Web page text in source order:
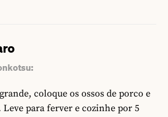
coloque os ossos de porco e
Leve para ferver e cozinhe por 5